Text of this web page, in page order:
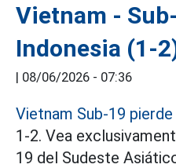
Vietnam -
Indonesia (1-
| 08/06/2026 - 07:36
Vietnam Sub-19 pierde
1-2. Vea
19 del Sudeste